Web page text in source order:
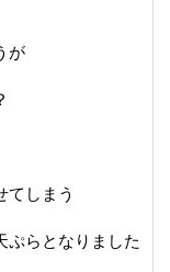
が
てしまう
ぷらとなりました